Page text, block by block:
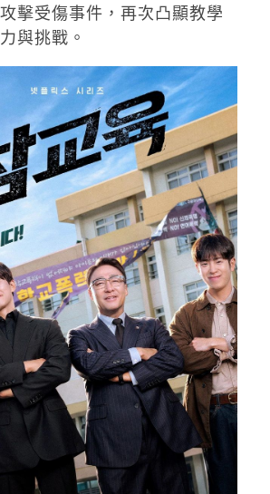
擊受傷事件，再次凸顯教學
與挑戰。